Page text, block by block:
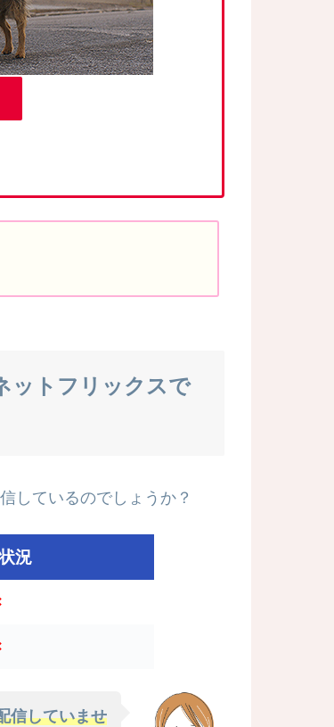
ットフリックスで
しているのでしょうか？
況
信していませ